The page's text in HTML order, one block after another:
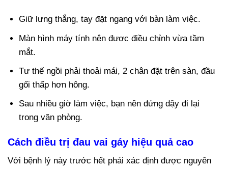
Giữ lưng thẳng, tay đặt ngang với bàn làm việc.
Màn hình máy tính nên được điều chỉnh vừa tầm
mắt.
Tư thế ngồi phải thoải mái, 2 chân đặt trên sàn, đầu
gối thấp hơn hông.
Sau nhiều giờ làm việc, bạn nên đứng dậy đi lại
trong văn phòng.
Cách điều trị đau vai gáy hiệu quả cao
Với bệnh lý này trước hết phải xác định được nguyên